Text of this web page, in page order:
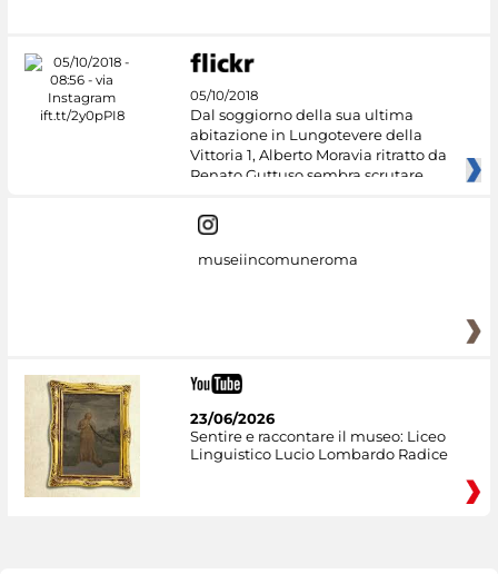
05/10/2018
Dal soggiorno della sua ultima
abitazione in Lungotevere della
Vittoria 1, Alberto Moravia ritratto da
Renato Guttuso sembra scrutare
museiincomuneroma
23/06/2026
Sentire e raccontare il museo: Liceo
Linguistico Lucio Lombardo Radice